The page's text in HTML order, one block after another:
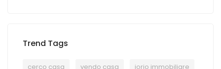
Trend Tags
cerco casa vendo casa iorio immobiliare